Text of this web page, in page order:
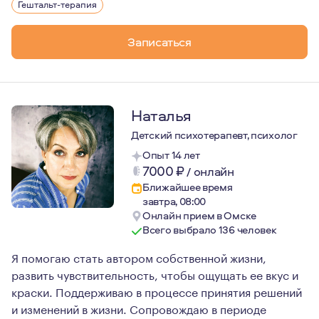
Гештальт-терапия
Записаться
Наталья
Детский психотерапевт, психолог
Опыт 14 лет
7000₽/ онлайн
Ближайшее время
завтра, 08:00
Онлайн прием в Омске
Всего выбрало 136 человек
Я помогаю стать автором собственной жизни,
развить чувствительность, чтобы ощущать ее вкус и
краски. Поддерживаю в процессе принятия решений
и изменений в жизни. Сопровождаю в периоде